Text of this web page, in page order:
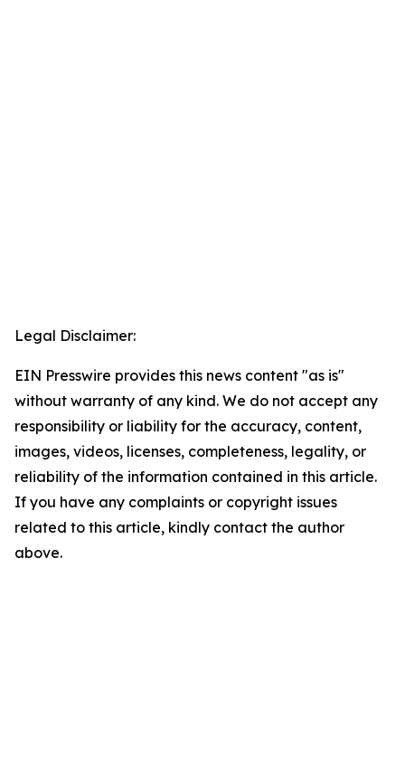
Legal Disclaimer:
EIN Presswire provides this news content "as is"
without warranty of any kind. We do not accept any
responsibility or liability for the accuracy, content,
images, videos, licenses, completeness, legality, or
reliability of the information contained in this article.
If you have any complaints or copyright issues
related to this article, kindly contact the author
above.